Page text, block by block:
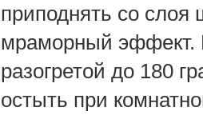
приподнять со слоя
мраморный эффект.
разогретой до 180
остыть при